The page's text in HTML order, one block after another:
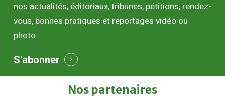
nos actualités, éditoriaux, tribunes, pétitions, rendez-
vous, bonnes pratiques et reportages vidéo ou
photo.
S'abonner
Nos partenaires